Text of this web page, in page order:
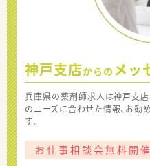
神戸支店からの メッ
兵庫県の薬剤師求人は神戸支店
のニーズに合わせた情報、お
す。
お仕事相談会無料開催